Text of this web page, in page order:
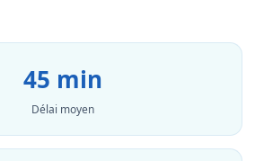
45 min
Délai moyen